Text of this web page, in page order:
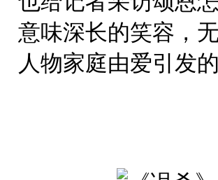
意味深长的笑容，
人物家庭由爱引发